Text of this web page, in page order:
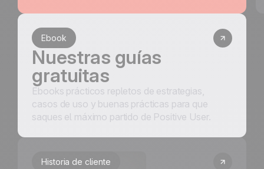
Ebook
Nuestras guías
gratuitas
Ebooks prácticos repletos de estrategias,
casos de uso y buenas prácticas para que
saques el máximo partido de Positive User.
Historia de cliente